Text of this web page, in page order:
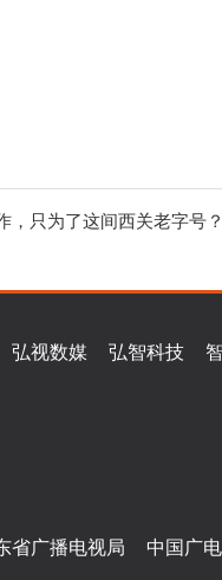
，只为了这间西关老字号
弘视数媒 弘智科技
省广播电视局 中国广电